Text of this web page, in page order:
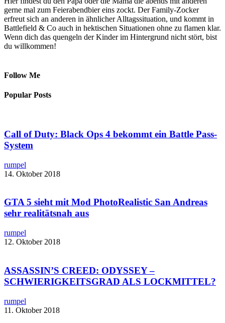
gerne mal zum Feierabendbier eins zockt. Der Family-Zocker
erfreut sich an anderen in ähnlicher Alltagssituation, und kommt in
Battlefield & Co auch in hektischen Situationen ohne zu flamen klar.
Wenn dich das quengeln der Kinder im Hintergrund nicht stört, bist
du willkommen!
Follow Me
Popular Posts
Call of Duty: Black Ops 4 bekommt ein Battle Pass-
System
rumpel
14. Oktober 2018
GTA 5 sieht mit ​Mod PhotoRealistic San Andreas
sehr realitätsnah aus
rumpel
12. Oktober 2018
ASSASSIN’S CREED: ODYSSEY –
SCHWIERIGKEITSGRAD ALS LOCKMITTEL?
rumpel
11. Oktober 2018